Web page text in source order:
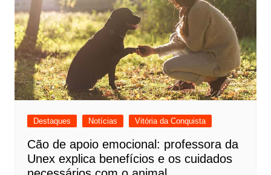
Destaques Notícias Vitória da Conquista
Cão de apoio emocional: professora da
Unex explica benefícios e os cuidados